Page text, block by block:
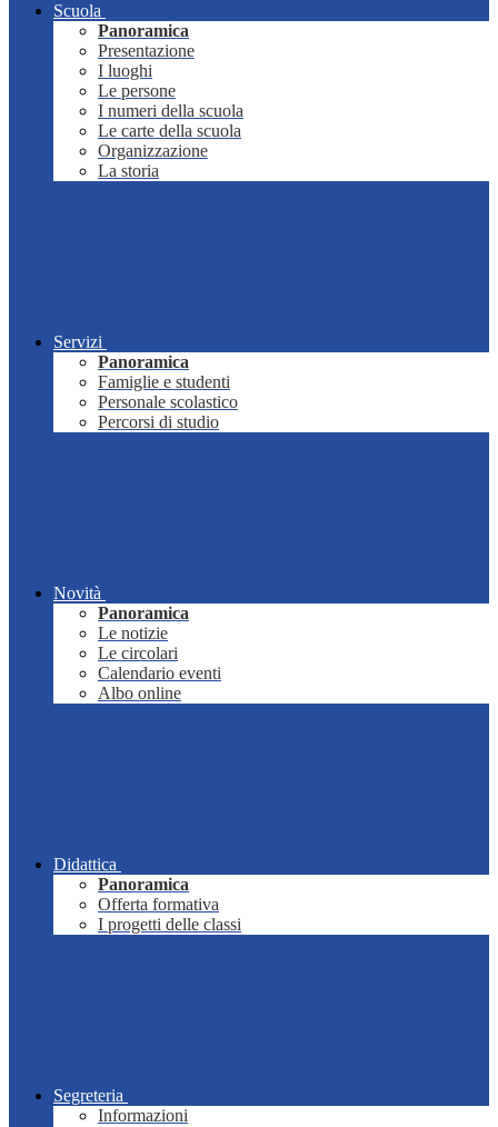
Scuola
Panoramica
Presentazione
I luoghi
Le persone
I numeri della scuola
Le carte della scuola
Organizzazione
La storia
Servizi
Panoramica
Famiglie e studenti
Personale scolastico
Percorsi di studio
Novità
Panoramica
Le notizie
Le circolari
Calendario eventi
Albo online
Didattica
Panoramica
Offerta formativa
I progetti delle classi
Segreteria
Informazioni